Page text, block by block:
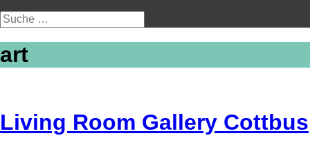
Suche
nach:
art
Living Room Gallery Cottbus